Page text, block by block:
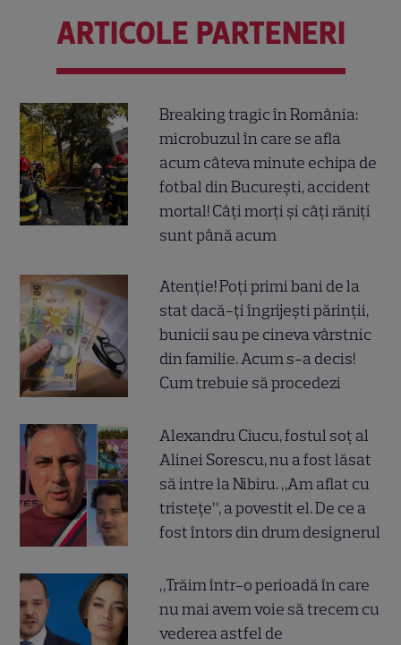
ARTICOLE PARTENERI
Breaking tragic în România:
microbuzul în care se afla
acum câteva minute echipa de
fotbal din București, accident
mortal! Câți morți și câți răniți
sunt până acum
Atenție! Poți primi bani de la
stat dacă-ți îngrijești părinții,
bunicii sau pe cineva vârstnic
din familie. Acum s-a decis!
Cum trebuie să procedezi
Alexandru Ciucu, fostul soț al
Alinei Sorescu, nu a fost lăsat
să intre la Nibiru. „Am aflat cu
tristețe”, a povestit el. De ce a
fost întors din drum designerul
„Trăim într-o perioadă în care
nu mai avem voie să trecem cu
vederea astfel de